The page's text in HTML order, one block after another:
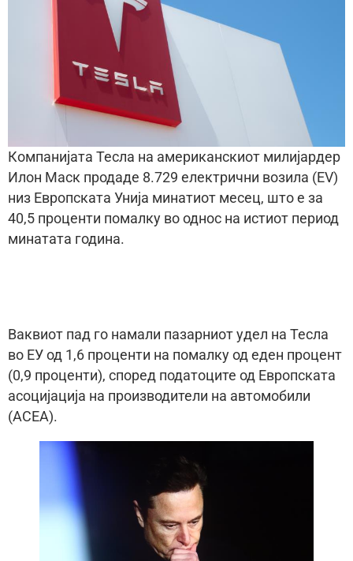
Компанијата Тесла на американскиот милијардер
Илон Маск продаде 8.729 електрични возила (EV)
низ Европската Унија минатиот месец, што е за
40,5 проценти помалку во однос на истиот период
минатата година.
Ваквиот пад го намали пазарниот удел на Тесла
во ЕУ од 1,6 проценти на помалку од еден процент
(0,9 проценти), според податоците од Европската
асоцијација на производители на автомобили
(ACEA).